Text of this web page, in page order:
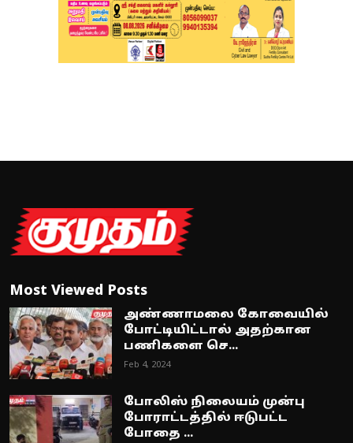
Most Viewed Posts
அண்ணாமலை கோவையில்
போட்டியிட்டால் அதற்கான
பணிகளை செ...
Feb 4, 2024
போலிஸ் நிலையம் முன்பு
போராட்டத்தில் ஈடுபட்ட
போதை ...